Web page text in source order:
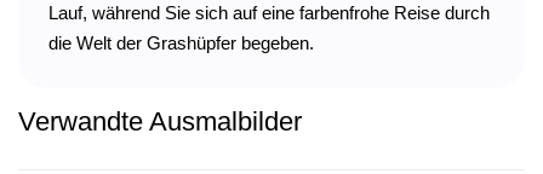
Lauf, während Sie sich auf eine farbenfrohe Reise durch
die Welt der Grashüpfer begeben.
Verwandte Ausmalbilder